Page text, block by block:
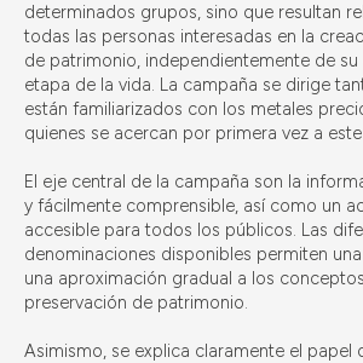
determinados grupos, sino que resultan
todas las personas interesadas en la
de patrimonio, independientemente de su
etapa de la vida. La campaña se dirige
están familiarizados con los metales
quienes se acercan por primera vez a
El eje central de la campaña son la
y fácilmente comprensible, así como un
accesible para todos los públicos. Las
denominaciones disponibles permiten
una aproximación gradual a los
preservación de patrimonio.
Asimismo, se explica claramente el papel